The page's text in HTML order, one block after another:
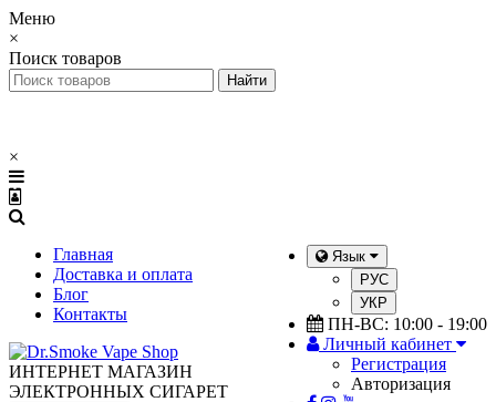
Меню
×
Поиск товаров
×
Главная
Доставка и оплата
Блог
Контакты
Язык
РУС
УКР
ПН-ВС: 10:00 - 19:00
Личный кабинет
Регистрация
Авторизация
ИНТЕРНЕТ МАГАЗИН
ЭЛЕКТРОННЫХ СИГАРЕТ